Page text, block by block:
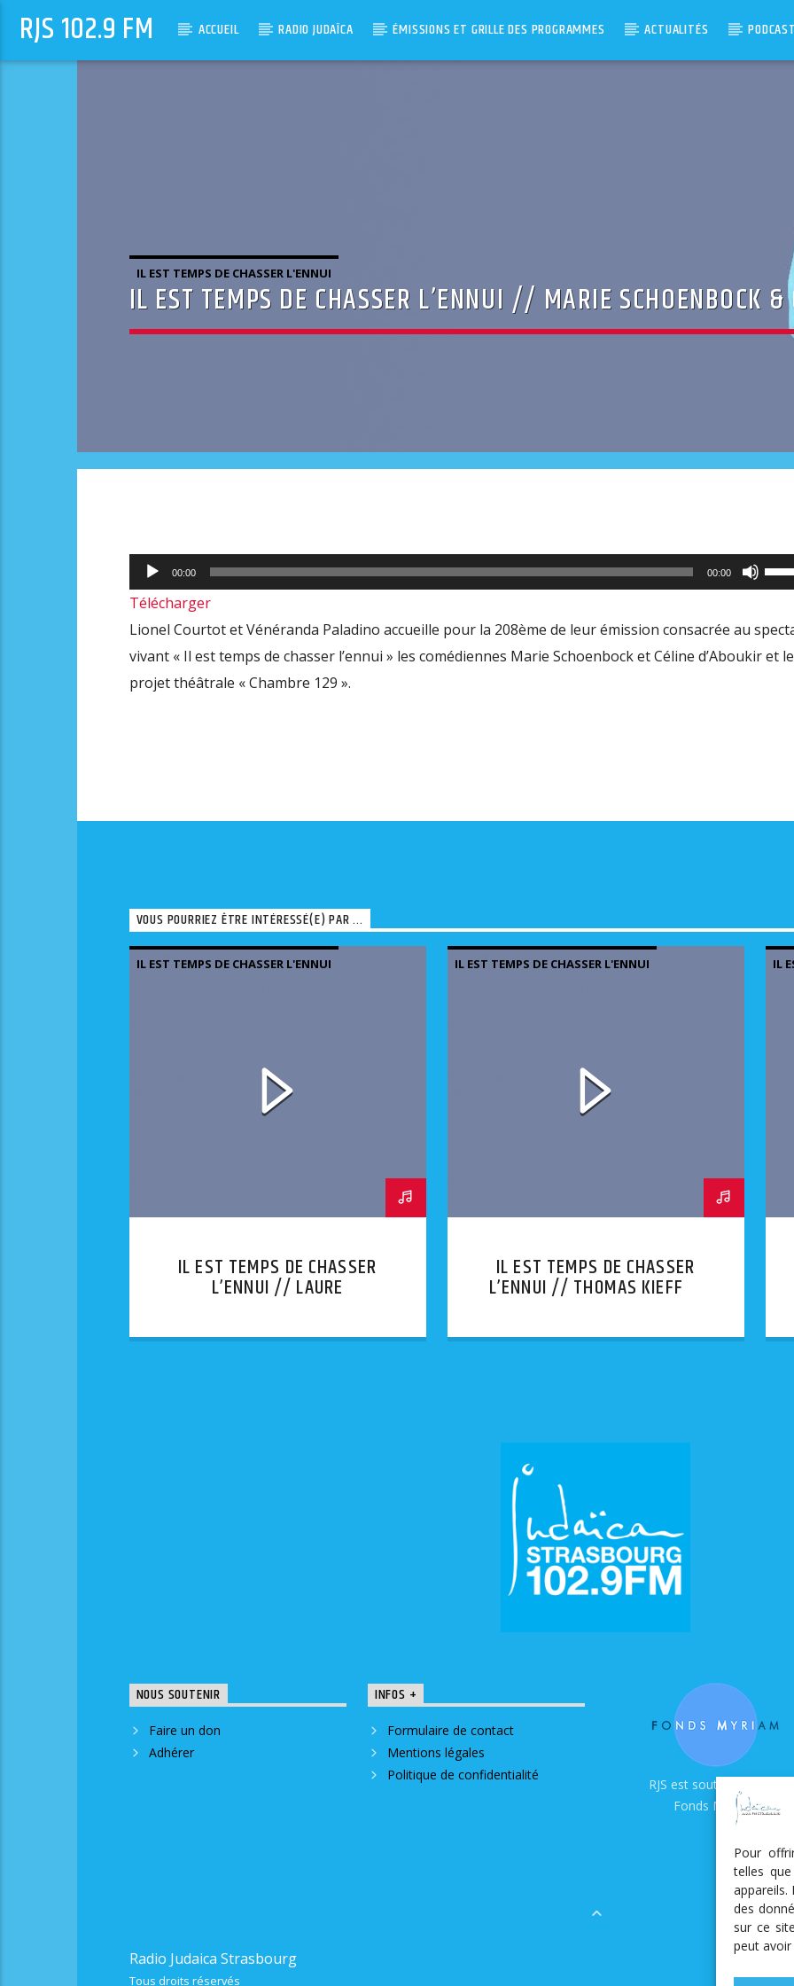
Pour
telles
des
sur ce
peut
RJS 102.9 FM ACCUEIL RADIO JUDAÏCA ÉMISSIONS ET GRILLE DES PROGRAMMES ACTUALITÉS
IL EST TEMPS DE CHASSER L'ENNUI
IL EST TEMPS DE CHASSER L’ENNUI // MARIE SCHOENBOCK &
Lecteur
audio
00:00 00:00
les
Télécharger
Lionel Courtot et Vénéranda Paladino accueille pour la 208ème de leur émission consacrée au
vivant « Il est temps de chasser l’ennui » les comédiennes Marie Schoenbock et Céline d’Aboukir et
projet théâtrale « Chambre 129 ».
VOUS POURRIEZ ÊTRE INTÉRESSÉ(E) PAR ...
IL EST TEMPS DE CHASSER L'ENNUI
IL EST TEMPS DE CHASSER
L’ENNUI // LAURE
IL EST TEMPS DE CHASSER L'ENNUI
IL EST TEMPS DE CHASSER
L’ENNUI // THOMAS KIEFFER
IL
NOUS SOUTENIR
Faire un don
Adhérer
INFOS +
Formulaire de contact
Mentions légales
Politique de confidentialité
RJS est soutenue par le
Fonds Myriam
Radio Judaica Strasbourg
Tous droits réservés